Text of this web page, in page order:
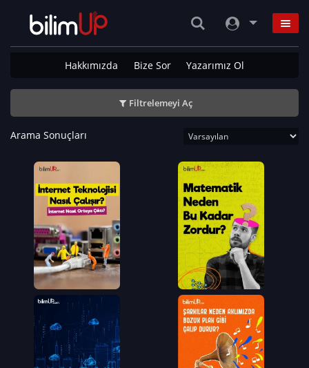
Hakkımızda Bize Sor Yazarımız Ol
Filtrelemeyi Aç
Arama Sonuçları